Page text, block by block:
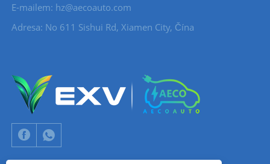
E-mailem: hz@aecoauto.com
Adresa: No 611 Sishui Rd, Xiamen City, Čína